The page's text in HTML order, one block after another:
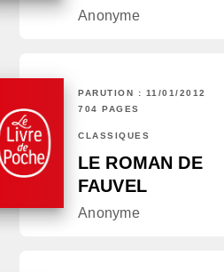
Anonyme
PARUTION : 11/01/2012
704 PAGES
CLASSIQUES
LE ROMAN DE
FAUVEL
Anonyme